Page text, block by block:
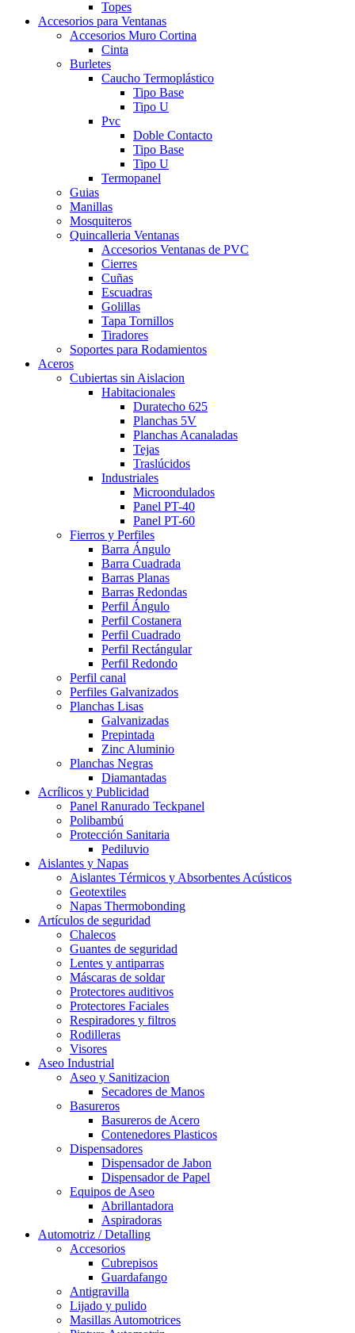
Topes
Accesorios para Ventanas
Accesorios Muro Cortina
Cinta
Burletes
Caucho Termoplástico
Tipo Base
Tipo U
Pvc
Doble Contacto
Tipo Base
Tipo U
Termopanel
Guias
Manillas
Mosquiteros
Quincalleria Ventanas
Accesorios Ventanas de PVC
Cierres
Cuñas
Escuadras
Golillas
Tapa Tornillos
Tiradores
Soportes para Rodamientos
Aceros
Cubiertas sin Aislacion
Habitacionales
Duratecho 625
Planchas 5V
Planchas Acanaladas
Tejas
Traslúcidos
Industriales
Microondulados
Panel PT-40
Panel PT-60
Fierros y Perfiles
Barra Ángulo
Barra Cuadrada
Barras Planas
Barras Redondas
Perfil Ángulo
Perfil Costanera
Perfil Cuadrado
Perfil Rectángular
Perfil Redondo
Perfil canal
Perfiles Galvanizados
Planchas Lisas
Galvanizadas
Prepintada
Zinc Aluminio
Planchas Negras
Diamantadas
Acrílicos y Publicidad
Panel Ranurado Teckpanel
Polibambú
Protección Sanitaria
Pediluvio
Aislantes y Napas
Aislantes Térmicos y Absorbentes Acústicos
Geotextiles
Napas Thermobonding
Artículos de seguridad
Chalecos
Guantes de seguridad
Lentes y antiparras
Máscaras de soldar
Protectores auditivos
Protectores Faciales
Respiradores y filtros
Rodilleras
Visores
Aseo Industrial
Aseo y Sanitizacion
Secadores de Manos
Basureros
Basureros de Acero
Contenedores Plasticos
Dispensadores
Dispensador de Jabon
Dispensador de Papel
Equipos de Aseo
Abrillantadora
Aspiradoras
Automotriz / Detalling
Accesorios
Cubrepisos
Guardafango
Antigravilla
Lijado y pulido
Masillas Automotrices